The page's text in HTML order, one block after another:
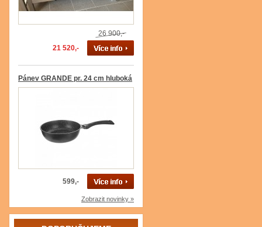
26 900,-
21 520,-
Pánev GRANDE pr. 24 cm hluboká
599,-
Zobrazit novinky »